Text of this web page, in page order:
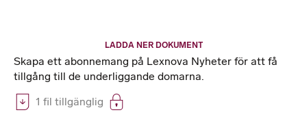
LADDA NER DOKUMENT
Skapa ett abonnemang på Lexnova Nyheter för att få
tillgång till de underliggande domarna.
1 fil tillgänglig